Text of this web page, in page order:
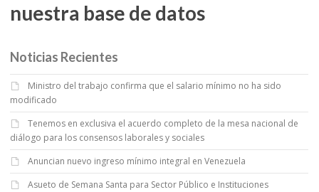
nuestra base de datos
Noticias Recientes
Ministro del trabajo confirma que el salario mínimo no ha sido
modificado
Tenemos en exclusiva el acuerdo completo de la mesa nacional de
diálogo para los consensos laborales y sociales
Anuncian nuevo ingreso mínimo integral en Venezuela
Asueto de Semana Santa para Sector Público e Instituciones